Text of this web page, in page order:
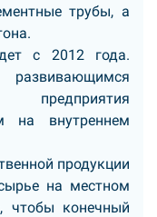
трубы, а
с 2012 года.
предприятия
на внутреннем
продукции
на местном
чтобы конечный